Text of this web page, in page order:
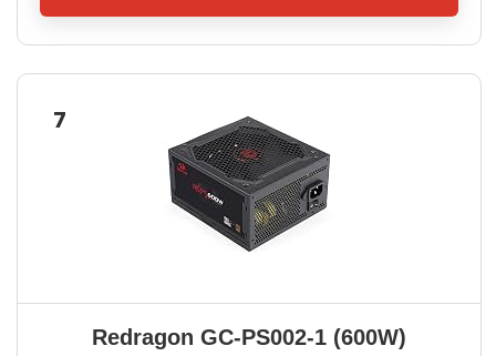
7
‎Redragon ‎GC-PS002-1 (600W)